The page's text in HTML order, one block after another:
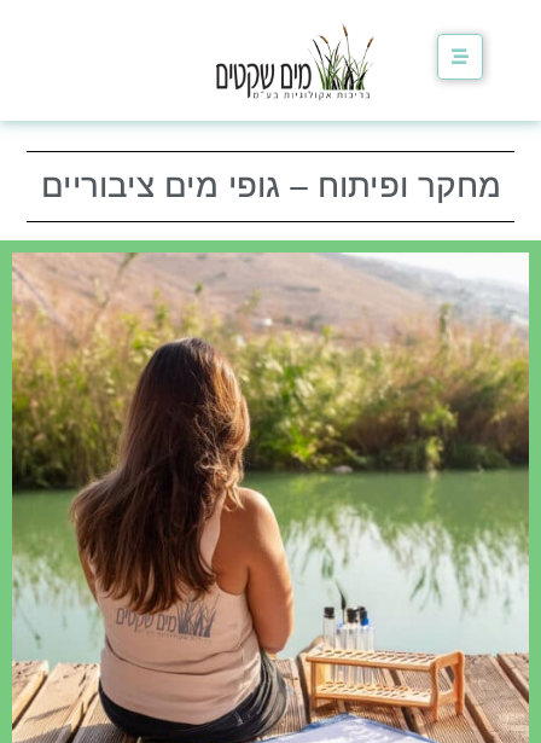
מחקר ופיתוח – גופי מים ציבוריים